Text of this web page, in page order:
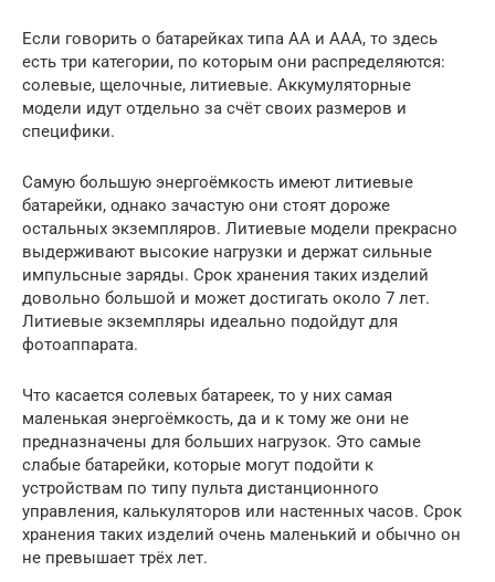
Если говорить о батарейках типа АА и ААА, то здесь
есть три категории, по которым они распределяются:
солевые, щелочные, литиевые. Аккумуляторные
модели идут отдельно за счёт своих размеров и
специфики.
Самую большую энергоёмкость имеют литиевые
батарейки, однако зачастую они стоят дороже
остальных экземпляров. Литиевые модели прекрасно
выдерживают высокие нагрузки и держат сильные
импульсные заряды. Срок хранения таких изделий
довольно большой и может достигать около 7 лет.
Литиевые экземпляры идеально подойдут для
фотоаппарата.
Что касается солевых батареек, то у них самая
маленькая энергоёмкость, да и к тому же они не
предназначены для больших нагрузок. Это самые
слабые батарейки, которые могут подойти к
устройствам по типу пульта дистанционного
управления, калькуляторов или настенных часов. Срок
хранения таких изделий очень маленький и обычно он
не превышает трёх лет.